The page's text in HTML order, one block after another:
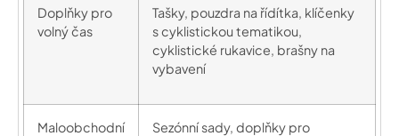
Doplňky pro
volný čas
Tašky, pouzdra na řídítka, klíčenky
s cyklistickou tematikou,
cyklistické rukavice, brašny na
vybavení
Maloobchodní
Sezónní sady, doplňky pro